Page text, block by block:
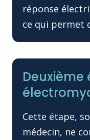
réponse
ce qui permet
Cette étape,
médecin, ne